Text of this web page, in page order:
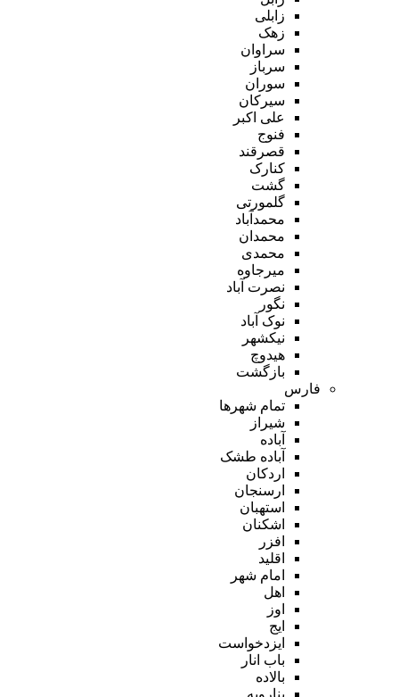
زابلی
زهک
سراوان
سرباز
سوران
سیرکان
علی اکبر
فنوج
قصرقند
کنارک
گشت
گلمورتی
محمدآباد
محمدان
محمدی
میرجاوه
نصرت آباد
نگور
نوک آباد
نیکشهر
هیدوچ
بازگشت
فارس
تمام شهر‌ها
شیراز
آباده
آباده طشک
اردکان
ارسنجان
استهبان
اشکنان
افزر
اقلید
امام شهر
اهل
اوز
ایج
ایزدخواست
باب انار
بالاده
بنارویه